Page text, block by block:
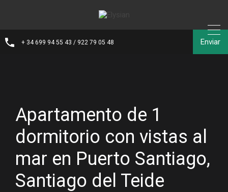
+ 34 699 94 55 43 / 922 79 05 48 Enviar
Apartamento de 1
dormitorio con vistas al
mar en Puerto Santiago,
Santiago del Teide